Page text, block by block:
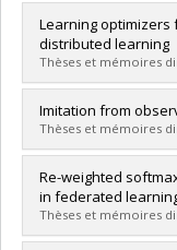
Learning optimizers
distributed learning
Thèses et mémoires
Diplômé(e) :
Cycle : Maîtrise
Diplôme obtenu :
Lien vers le
Imitation from
Thèses et mémoires
Diplômé(e) :
Cycle :Maîtrise
Diplôme obtenu :
Lien vers le
Re-weighted
in federated
Thèses et mémoires